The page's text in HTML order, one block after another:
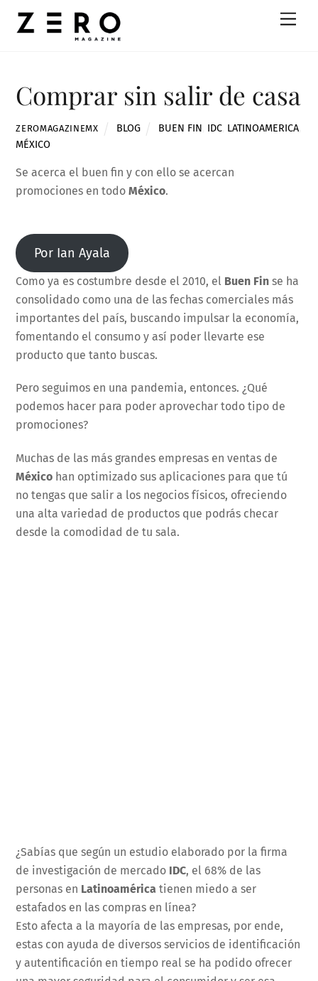
Comprar sin salir de casa
ZEROMAGAZINEMX BLOG BUEN FIN IDC LATINOAMERICA
MÉXICO
Se acerca el buen fin y con ello se acercan
promociones en todoMéxico.
Por Ian Ayala
Como ya es costumbre desde el 2010, el Buen Finse ha
consolidado como una de las fechas comerciales más
importantes del país, buscando impulsar la economía,
fomentando el consumo y así poder llevarte ese
producto que tanto buscas.
Pero seguimos en una pandemia, entonces. ¿Qué
podemos hacer para poder aprovechar todo tipo de
promociones?
Muchas de las más grandes empresas en ventas de
México han optimizado sus aplicaciones para que tú
no tengas que salir a los negocios físicos, ofreciendo
una alta variedad de productos que podrás checar
desde la comodidad de tu sala.
¿Sabías que según un estudio elaborado por la firma
de investigación de mercado IDC, el 68% de las
personas en Latinoaméricatienen miedo a ser
estafados en las compras en línea?
Esto afecta a la mayoría de las empresas, por ende,
estas con ayuda de diversos servicios de identificación
y autentificación en tiempo real se ha podido ofrecer